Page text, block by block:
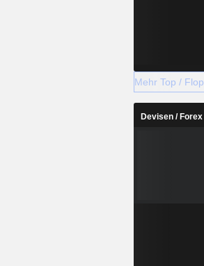
Mehr Top / Flop
Devisen / Forex